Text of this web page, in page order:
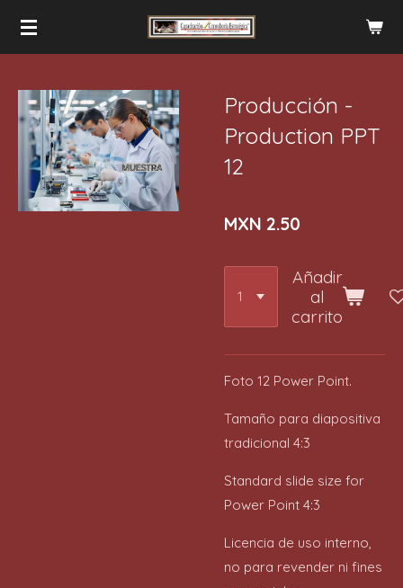
principal
Producción -
Production PPT
12
MXN 2.50
Añadir
al
carrito
Foto 12 Power Point.
Tamaño para diapositiva
tradicional 4:3
Standard slide size for
Power Point 4:3
Licencia de uso interno,
no para revender ni fines